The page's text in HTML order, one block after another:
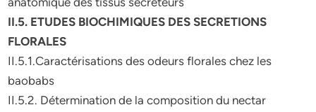
II.5. ETUDES BIOCHIMIQUES DES SECRETIONS
FLORALES
II.5.1.Caractérisations des odeurs florales chez les
baobabs
II.5.2. Détermination de la composition du nectar